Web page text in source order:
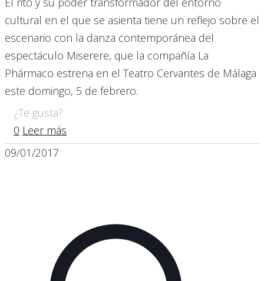
cultural en el que se asienta tiene un reflejo sobre el
escenario con la danza contemporánea del
espectáculo Miserere, que la compañía La
Phármaco estrena en el Teatro Cervantes de Málaga
este domingo, 5 de febrero.
¿Te gusta?
0 Leer más
09/01/2017